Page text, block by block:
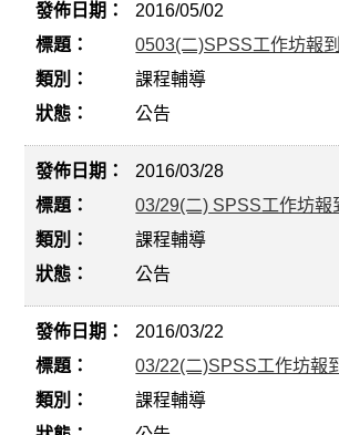
2016/05/02
0503(二)SPSS工作坊報
課程輔導
公告
2016/03/28
03/29(二) SPSS工作坊報
課程輔導
公告
2016/03/22
03/22(二)SPSS工作坊報
課程輔導